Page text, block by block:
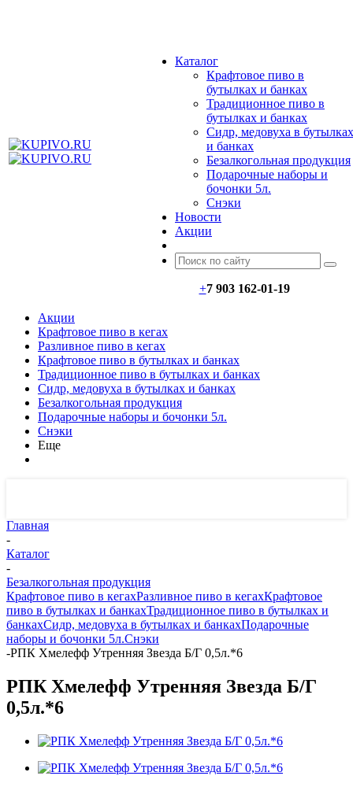
Каталог
Крафтовое пиво в
бутылках и банках
Традиционное пиво в
бутылках и банках
Сидр, медовуха в бутылках
и банках
Безалкогольная продукция
Подарочные наборы и
бочонки 5л.
Снэки
Новости
Акции
+7 903 162-01-19
Акции
Крафтовое пиво в кегах
Разливное пиво в кегах
Крафтовое пиво в бутылках и банках
Традиционное пиво в бутылках и банках
Сидр, медовуха в бутылках и банках
Безалкогольная продукция
Подарочные наборы и бочонки 5л.
Снэки
Еще
Главная
-
Каталог
-
Безалкогольная продукция
Крафтовое пиво в кегахРазливное пиво в кегахКрафтовое
пиво в бутылках и банкахТрадиционное пиво в бутылках и
банкахСидр, медовуха в бутылках и банкахПодарочные
наборы и бочонки 5л.Снэки
-РПК Хмелефф Утренняя Звезда Б/Г 0,5л.*6
РПК Хмелефф Утренняя Звезда Б/Г
0,5л.*6